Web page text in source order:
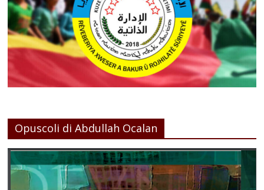
Opuscoli di Abdullah Ocalan